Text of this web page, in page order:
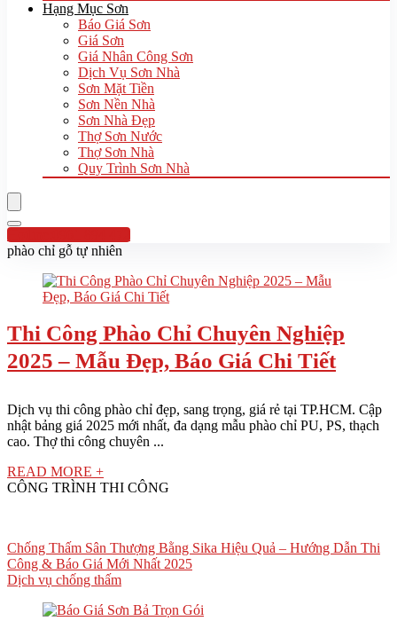
Hạng Mục Sơn
Báo Giá Sơn
Giá Sơn
Giá Nhân Công Sơn
Dịch Vụ Sơn Nhà
Sơn Mặt Tiền
Sơn Nền Nhà
Sơn Nhà Đẹp
Thợ Sơn Nước
Thợ Sơn Nhà
Quy Trình Sơn Nhà
Hotline:0961 894 472
phào chỉ gỗ tự nhiên
Thi Công Phào Chỉ Chuyên Nghiệp
2025 – Mẫu Đẹp, Báo Giá Chi Tiết
Dịch vụ thi công phào chỉ đẹp, sang trọng, giá rẻ tại TP.HCM. Cập
nhật bảng giá 2025 mới nhất, đa dạng mẫu phào chỉ PU, PS, thạch
cao. Thợ thi công chuyên ...
READ MORE +
CÔNG TRÌNH THI CÔNG
Chống Thấm Sân Thượng Bằng Sika Hiệu Quả – Hướng Dẫn Thi
Công & Báo Giá Mới Nhất 2025
Dịch vụ chống thấm